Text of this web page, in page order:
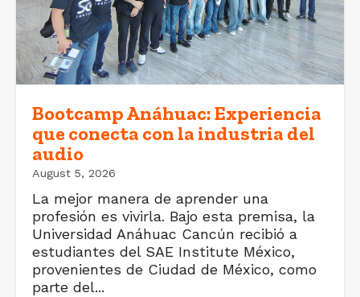
Bootcamp Anáhuac: Experiencia
que conecta con la industria del
audio
August 5, 2026
La mejor manera de aprender una
profesión es vivirla. Bajo esta premisa, la
Universidad Anáhuac Cancún recibió a
estudiantes del SAE Institute México,
provenientes de Ciudad de México, como
parte del...